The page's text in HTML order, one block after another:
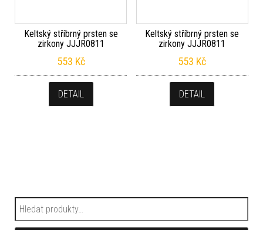
Keltský stříbrný prsten se
zirkony JJJR0811
553 Kč
DETAIL
Keltský stříbrný prsten se
zirkony JJJR0811
553 Kč
DETAIL
Hledat: